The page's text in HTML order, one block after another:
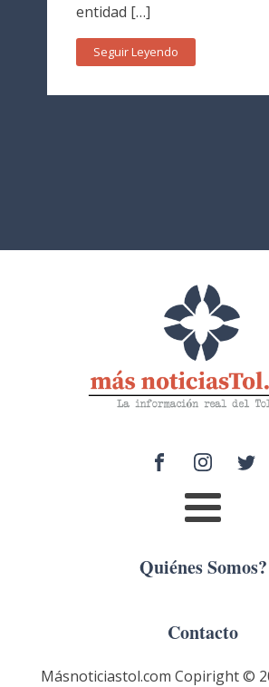
entidad […]
Seguir Leyendo
Quiénes Somos?
Contacto
Másnoticiastol.com Copiright ©